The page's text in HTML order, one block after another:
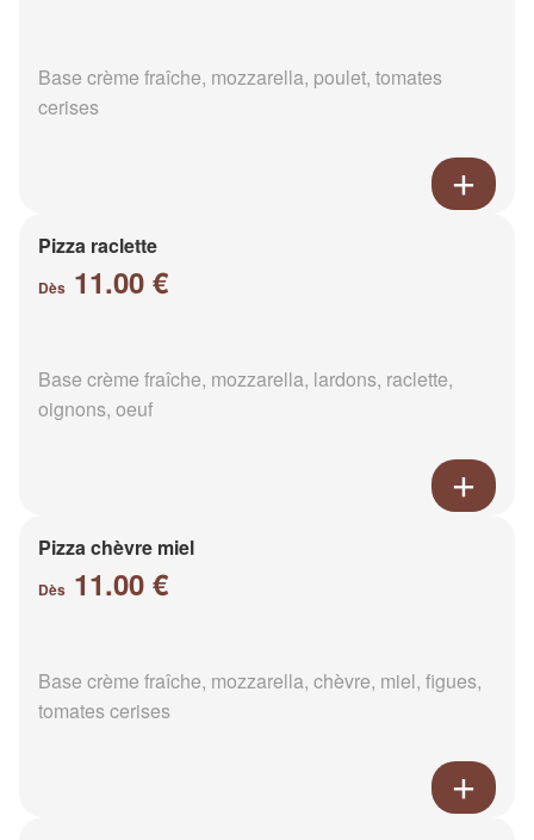
Base crème fraîche, mozzarella, poulet, tomates
cerises
Pizza raclette
Dès 11.00 €
Base crème fraîche, mozzarella, lardons, raclette,
oignons, oeuf
Pizza chèvre miel
Dès 11.00 €
Base crème fraîche, mozzarella, chèvre, miel, figues,
tomates cerises